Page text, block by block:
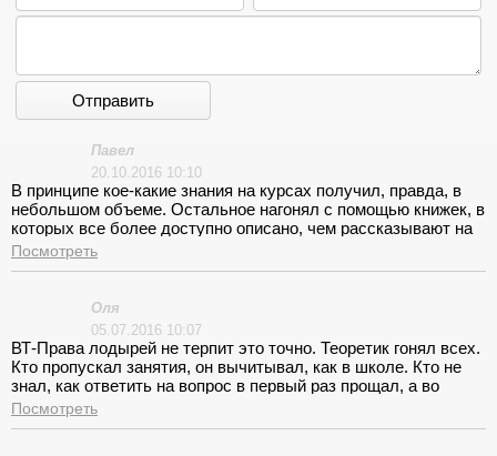
Отправить
Павел
20.10.2016 10:10
В принципе кое-какие знания на курсах получил, правда, в
небольшом объеме. Остальное нагонял с помощью книжек, в
которых все более доступно описано, чем рассказывают на
лекциях. Полностью доволен, остался только временем
занятий.
Посмотреть
Оля
05.07.2016 10:07
ВТ-Права лодырей не терпит это точно. Теоретик гонял всех.
Кто пропускал занятия, он вычитывал, как в школе. Кто не
знал, как ответить на вопрос в первый раз прощал, а во
второй начинал вычитывать и стыдить. Метод, если честно,
так себе. На каждом занятии тебя бросает в дрожь, а вдруг
Посмотреть